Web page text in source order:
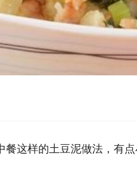
这样的土豆泥做法，有点